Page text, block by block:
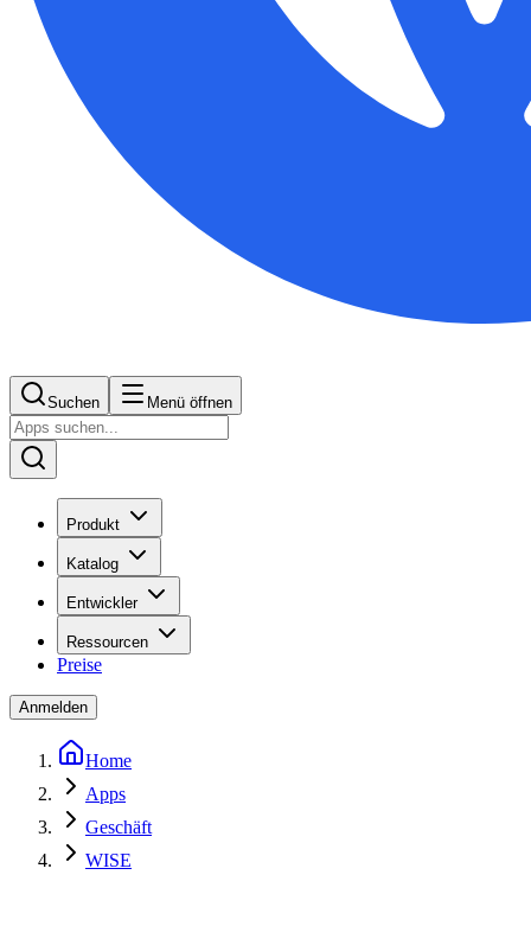
Suchen Menü öffnen
Produkt
Katalog
Entwickler
Ressourcen
Preise
Anmelden
Home
Apps
Geschäft
WISE